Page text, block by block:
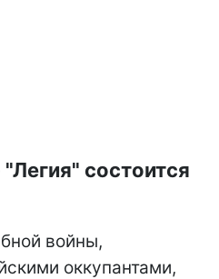
состоится
войны,
оккупантами,